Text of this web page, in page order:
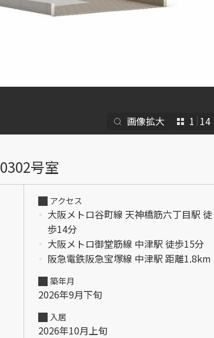
らくらく
画像拡大 1 14
0302号室
アクセス
大阪メトロ谷町線 天神橋筋六丁目駅 徒
歩14分
大阪メトロ御堂筋線 中津駅 徒歩15分
阪急電鉄阪急宝塚線 中津駅 距離1.8km
築年月
2026年9月下旬
入居
2026年10月上旬